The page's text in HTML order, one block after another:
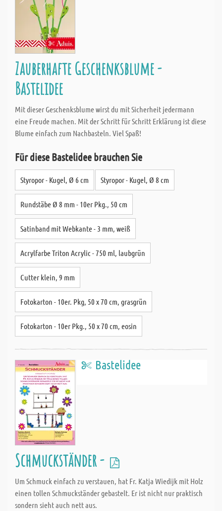
Zauberhafte Geschenksblume -
Bastelidee
Mit dieser Geschenksblume wirst du mit Sicherheit jedermann
eine Freude machen. Mit der Schritt für Schritt Erklärung ist diese
Blume einfach zum Nachbasteln. Viel Spaß!
Für diese Bastelidee brauchen Sie
Styropor - Kugel, Ø 6 cm Styropor - Kugel, Ø 8 cm
Rundstäbe Ø 8 mm - 10er Pkg., 50 cm
Satinband mit Webkante - 3 mm, weiß
Acrylfarbe Triton Acrylic - 750 ml, laubgrün
Cutter klein, 9 mm
Fotokarton - 10er. Pkg, 50 x 70 cm, grasgrün
Fotokarton - 10er Pkg., 50 x 70 cm, eosin
Bastelidee
Schmuckständer -
Um Schmuck einfach zu verstauen, hat Fr. Katja Wiedijk mit Holz
einen tollen Schmuckständer gebastelt. Er ist nicht nur praktisch
sondern sieht auch nett aus.